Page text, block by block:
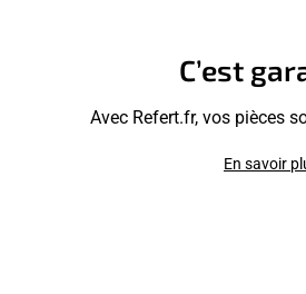
C’est
Avec Refert.fr, vos pièces
En savoir